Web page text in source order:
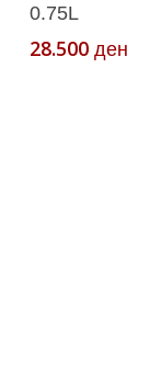
0.75L
28.500 ден